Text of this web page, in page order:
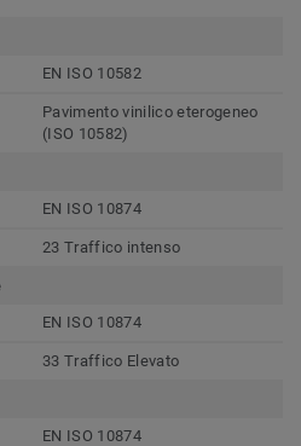
EN ISO 10582
Pavimento vinilico eterogeneo
(ISO 10582)
EN ISO 10874
23 Traffico intenso
EN ISO 10874
33 Traffico Elevato
EN ISO 10874